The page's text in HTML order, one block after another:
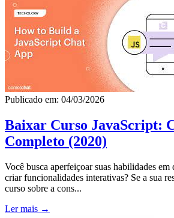
Publicado em: 04/03/2026
Baixar Curso JavaScript:
Completo (2020)
Você busca aperfeiçoar suas habilidades
criar funcionalidades interativas? Se a sua
curso sobre a cons...
Ler mais →